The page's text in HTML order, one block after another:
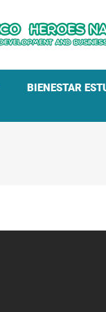
BIENESTAR